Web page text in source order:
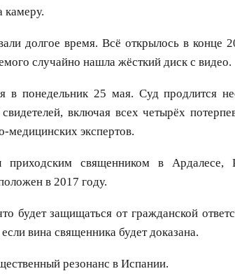
камеру.
долгое время. Всё открылось в конце
случайно нашла жёсткий диск с видео.
в понедельник 25 мая. Суд продлится
включая всех четырёх
медицинских экспертов.
священником в Ардалесе,
в 2017 году.
будет защищаться от гражданской
вина священника будет доказана.
резонанс в Испании.